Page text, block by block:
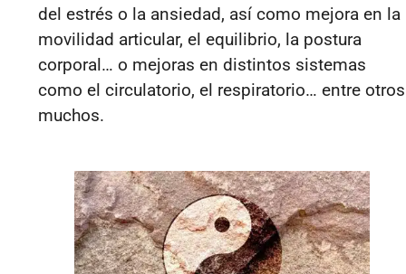
del estrés o la ansiedad, así como mejora en la
movilidad articular, el equilibrio, la postura
corporal… o mejoras en distintos sistemas
como el circulatorio, el respiratorio… entre otros
muchos.